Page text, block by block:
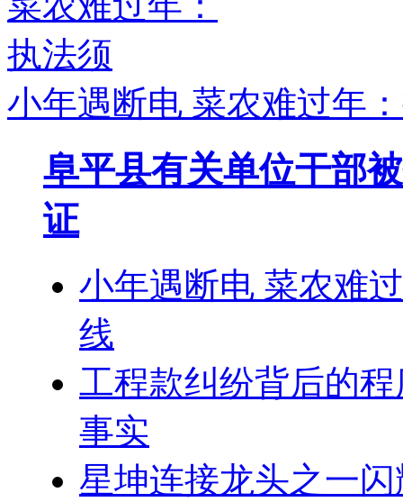
小年遇断电 菜农难过年
阜平县有关单位干部
证
小年遇断电 菜农难
线
工程款纠纷背后的
事实
星坤连接龙头之一